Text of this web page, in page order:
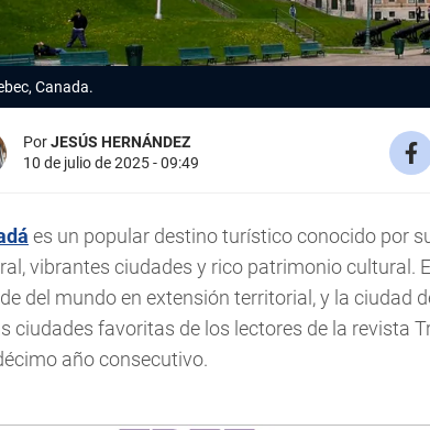
Canada.
PorJESÚS HERNÁNDEZ
10 de julio de 2025 - 09:49
es un popular destino turístico conocido por
vibrantes ciudades y rico patrimonio cultural.
del mundo en extensión territorial, y la ciudad
ciudades favoritas de los lectores de la revista
año consecutivo.